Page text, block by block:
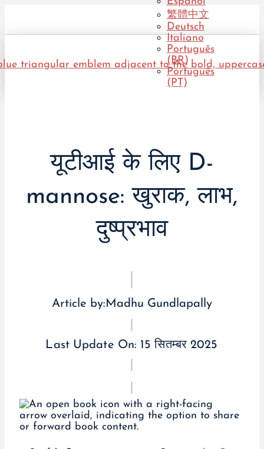
繁體中文
Deutsch
Italiano
Português
(BR)
Português
(PT)
यूटीआई के लिए D-
mannose: खुराक, लाभ,
दुष्प्रभाव
Article by:Madhu Gundlapally
Last Update On: 15 सितम्बर 2025